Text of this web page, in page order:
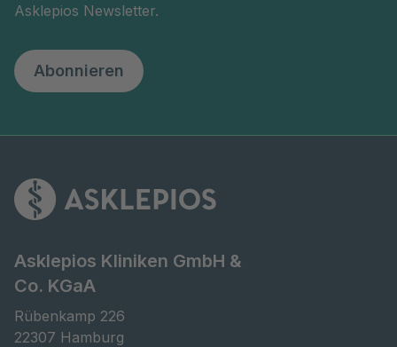
Asklepios Newsletter.
Abonnieren
Asklepios Kliniken GmbH &
Co. KGaA
Rübenkamp 226
22307 Hamburg